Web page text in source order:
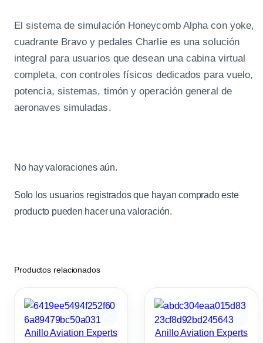
El sistema de simulación Honeycomb Alpha con yoke,
cuadrante Bravo y pedales Charlie es una solución
integral para usuarios que desean una cabina virtual
completa, con controles físicos dedicados para vuelo,
potencia, sistemas, timón y operación general de
aeronaves simuladas.
No hay valoraciones aún.
Solo los usuarios registrados que hayan comprado este
producto pueden hacer una valoración.
Productos relacionados
Anillo Aviation Experts Anillo Aviation Experts